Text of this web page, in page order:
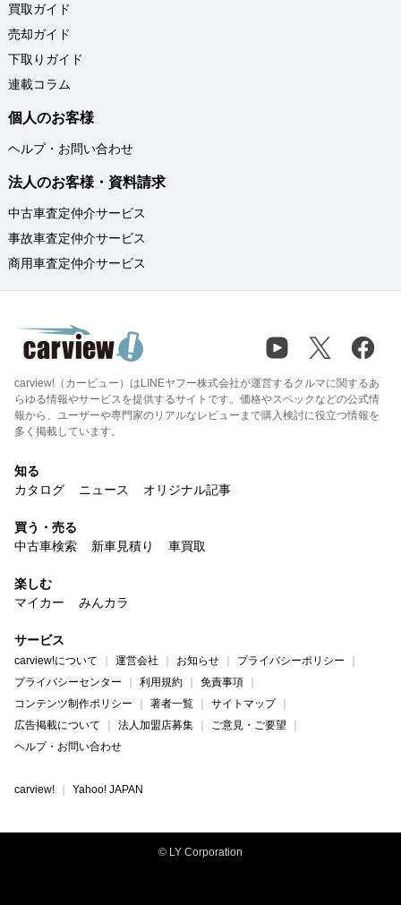
買取ガイド
売却ガイド
下取りガイド
連載コラム
個人のお客様
ヘルプ・お問い合わせ
法人のお客様・資料請求
中古車査定仲介サービス
事故車査定仲介サービス
商用車査定仲介サービス
carview!（カービュー）はLINEヤフー株式会社が運営するクルマに関するあ
らゆる情報やサービスを提供するサイトです。価格やスペックなどの公式情
報から、ユーザーや専門家のリアルなレビューまで購入検討に役立つ情報を
多く掲載しています。
知る
カタログ
ニュース オリジナル記事
買う・売る
中古車検索
新車見積り 車買取
楽しむ
マイカー
みんカラ
サービス
carview!について 運営会社 お知らせ
プライバシーポリシー
プライバシーセンター
利用規約
免責事項
コンテンツ制作ポリシー
著者一覧
サイトマップ
広告掲載について
法人加盟店募集
ご意見・ご要望
ヘルプ・お問い合わせ
carview! Yahoo! JAPAN
© LY Corporation